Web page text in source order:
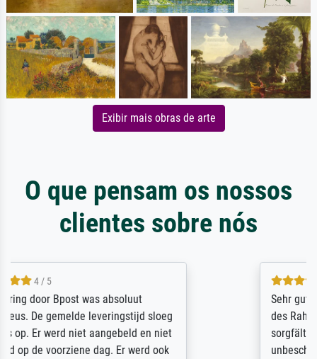
Exibir mais obras de arte
O que pensam os nossos
clientes sobre nós
Sehr gute Qualität des Leinwanddrucks und
des Rahmens! Unser Bild wurde sehr
sorgfältig und sicher verpackt, so dass es
unbeschadet bei uns ankam. Es wird nicht